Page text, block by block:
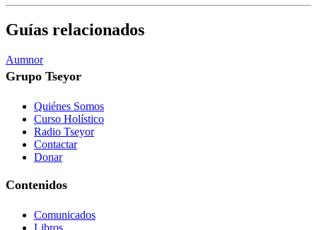
Guías relacionados
Aumnor
Grupo Tseyor
Quiénes Somos
Curso Holístico
Radio Tseyor
Contactar
Donar
Contenidos
Comunicados
Libros